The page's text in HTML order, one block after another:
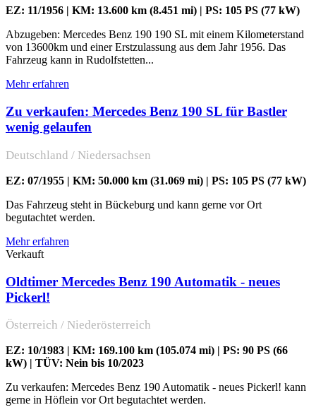
EZ: 11/1956 | KM: 13.600 km (8.451 mi) | PS: 105 PS (77 kW)
Abzugeben: Mercedes Benz 190 190 SL mit einem Kilometerstand
von 13600km und einer Erstzulassung aus dem Jahr 1956. Das
Fahrzeug kann in Rudolfstetten...
Mehr erfahren
Zu verkaufen: Mercedes Benz 190 SL für Bastler
wenig gelaufen
Deutschland / Niedersachsen
EZ: 07/1955 | KM: 50.000 km (31.069 mi) | PS: 105 PS (77 kW)
Das Fahrzeug steht in Bückeburg und kann gerne vor Ort
begutachtet werden.
Mehr erfahren
Verkauft
Oldtimer Mercedes Benz 190 Automatik - neues
Pickerl!
Österreich / Niederösterreich
EZ: 10/1983 | KM: 169.100 km (105.074 mi) | PS: 90 PS (66
kW) | TÜV: Nein bis 10/2023
Zu verkaufen: Mercedes Benz 190 Automatik - neues Pickerl! kann
gerne in Höflein vor Ort begutachtet werden.